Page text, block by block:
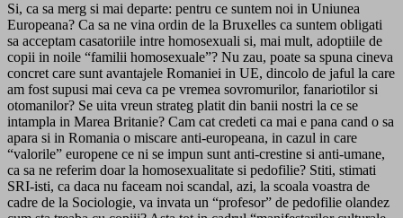
Si, ca sa merg si mai departe: pentru ce suntem noi in Uniunea
Europeana? Ca sa ne vina ordin de la Bruxelles ca suntem obligati
sa acceptam casatoriile intre homosexuali si, mai mult, adoptiile de
copii in noile “familii homosexuale”? Nu zau, poate sa spuna cineva
concret care sunt avantajele Romaniei in UE, dincolo de jaful la care
am fost supusi mai ceva ca pe vremea sovromurilor, fanariotilor si
otomanilor? Se uita vreun strateg platit din banii nostri la ce se
intampla in Marea Britanie? Cam cat credeti ca mai e pana cand o sa
apara si in Romania o miscare anti-europeana, in cazul in care
“valorile” europene ce ni se impun sunt anti-crestine si anti-umane,
ca sa ne referim doar la homosexualitate si pedofilie? Stiti, stimati
SRI-isti, ca daca nu faceam noi scandal, azi, la scoala voastra de
cadre de la Sociologie, va invata un “profesor” de pedofilie olandez